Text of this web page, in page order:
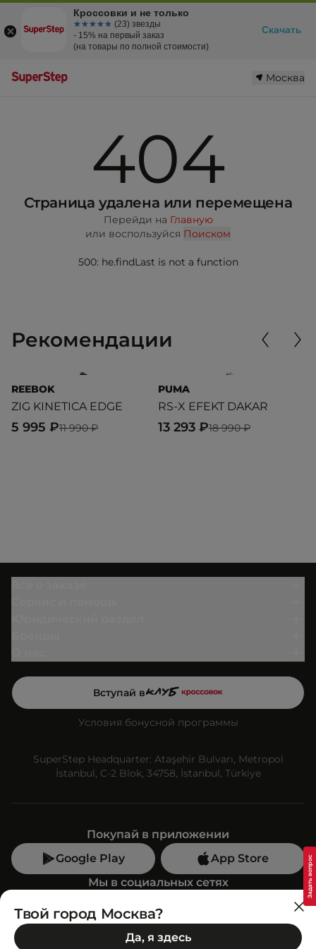
Москва
404
Страница удалена или перемещена
Перейди на Главную
или воспользуйся Поиском
500: he.findLast is not a function
Рекомендации
REEBOK
ZIG KINETICA EDGE
11 990 ₽
5 995 ₽
PUMA
RS-X EFEKT DAKAR
18 990 ₽
13 293 ₽
Вступай в
Условия бонусной программы
SuperStep Headquarter: Ataşehir Bulvarı, Metropol
İstanbul, C-2 Blok, 34758, İstanbul, Türkiye
Покупай в приложении
Google Play
App Store
Мы в социальных сетях
Позвони нам
+7 (499) 350-55-33
Кроссовки и не только
☆☆☆☆☆
★★★★★ (23) звезды
- 15% на первый заказ
(на товары по полной стоимости)
Скачать
Твой город Москва?
Да, я здесь